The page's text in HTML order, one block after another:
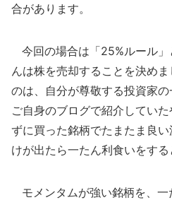
合があります。
今回の場合は「25%ルール」
んは株を売却することを決め
のは、自分が尊敬する投資家
ご自身のブログで紹介してい
ずに買った銘柄でたまたま良
けが出たら一たん利食いをする
モメンタムが強い銘柄を、一